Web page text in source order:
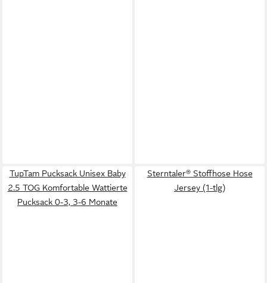
TupTam Pucksack Unisex Baby
2.5 TOG Komfortable Wattierte
Pucksack 0-3, 3-6 Monate
Sterntaler® Stoffhose Hose
Jersey (1-tlg)